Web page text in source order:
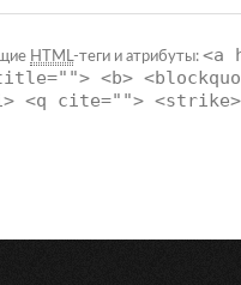
HTML-теги и атрибуты: <a
<b>
<q cite="">